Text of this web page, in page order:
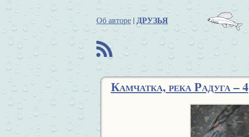
Об авторе | ДРУЗЬЯ
B
Камчатка, река Радуга – 4